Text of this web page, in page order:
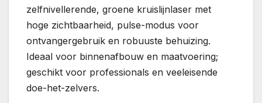
zelfnivellerende, groene kruislijnlaser met
hoge zichtbaarheid, pulse-modus voor
ontvangergebruik en robuuste behuizing.
Ideaal voor binnenafbouw en maatvoering;
geschikt voor professionals en veeleisende
doe-het-zelvers.